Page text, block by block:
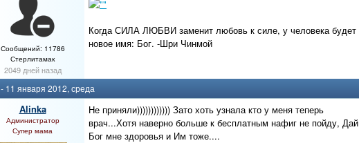
Сообщений: 11786
Стерлитамак
2049 дней назад
Когда СИЛА ЛЮБВИ заменит любовь к силе, у человека будет
новое имя: Бог. -Шри Чинмой
- 11 января 2012, среда
Alinka
Администратор
Супер мама
Не приняли)))))))))))) Зато хоть узнала кто у меня теперь
врач...Хотя наверно больше к бесплатным нафиг не пойду, Дай
Бог мне здоровья и Им тоже....